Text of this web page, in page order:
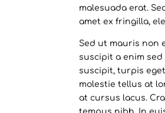
malesuada erat.
amet ex fringilla,
Sed ut mauris non
suscipit a enim
suscipit, turpis
molestie tellus at
at cursus lacus.